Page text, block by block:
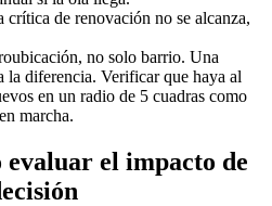
crítica de renovación no se alcanza,
no solo barrio. Una
la diferencia. Verificar que haya al
en un radio de 5 cuadras como
marcha.
el impacto de